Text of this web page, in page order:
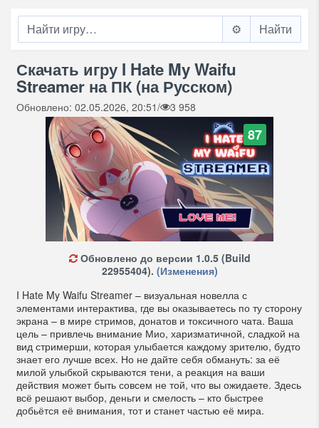
⚙️
Скачать игру I Hate My Waifu
Streamer на ПК (на Русском)
Обновлено: 02.05.2026, 20:51/ 3 958
87
Обновлено до версии 1.0.5 (Build
22955404). (Изменения)
I Hate My Waifu Streamer – визуальная новелла с
элементами интерактива, где вы оказываетесь по ту сторону
экрана – в мире стримов, донатов и токсичного чата. Ваша
цель – привлечь внимание Мио, харизматичной, сладкой на
вид стримерши, которая улыбается каждому зрителю, будто
знает его лучше всех. Но не дайте себя обмануть: за её
милой улыбкой скрываются тени, а реакция на ваши
действия может быть совсем не той, что вы ожидаете. Здесь
всё решают выбор, деньги и смелость – кто быстрее
добьётся её внимания, тот и станет частью её мира.